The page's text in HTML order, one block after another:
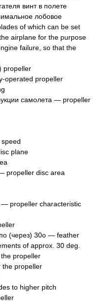
винт в полете
лобовое
of which can be set
airplane for the purpose
failure, so that the
propeller
operated propeller
самолета — propeller
plane
propeller disc area
— propeller characteristic
(через) 30о — feather
of approx. 30 deg.
propeller
the propeller
to higher pitch